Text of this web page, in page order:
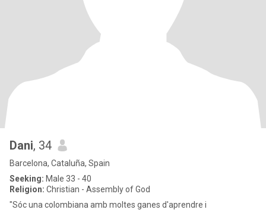
Dani, 34
Barcelona, Cataluña, Spain
Seeking: Male 33 - 40
Religion: Christian - Assembly of God
"Sóc una colombiana amb moltes ganes d'aprendre i